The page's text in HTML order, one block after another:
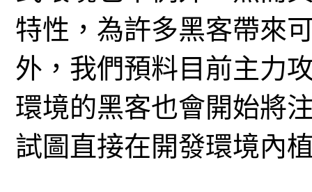
特性，為許多黑客帶來
外，我們預料目前主力
環境的黑客也會開始將
試圖直接在開發環境內